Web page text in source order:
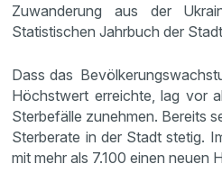
Zuwanderung aus der
Statistischen Jahrbuch der
Dass das
Höchstwert erreichte, lag vor
Sterbefälle zunehmen. Bereits
Sterberate in der Stadt stetig.
mit mehr als 7.100 einen neuen